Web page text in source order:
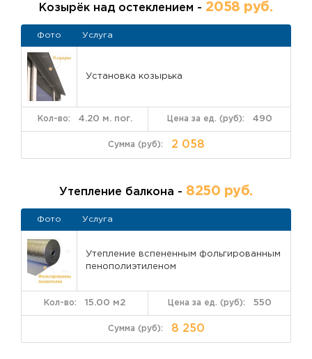
Козырёк над остеклением - 2058 руб.
Фото Услуга
Установка козырька
490
4.20 м. пог.
2 058
Утепление балкона - 8250 руб.
Фото Услуга
Утепление вспененным фольгированным
пенополиэтиленом
550
15.00 м2
8 250